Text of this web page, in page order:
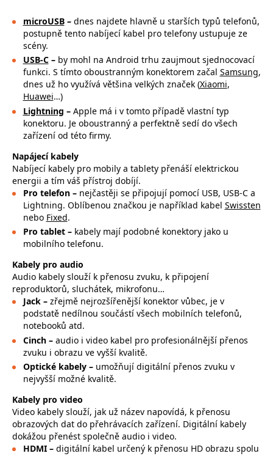
microUSB – dnes najdete hlavně u starších typů telefonů,
postupně tento nabíjecí kabel pro telefony ustupuje ze
scény.
USB-C– by mohl na Android trhu zaujmout sjednocovací
funkci. S tímto oboustranným konektorem začal Samsung,
dnes už ho využívá většina velkých značek (Xiaomi,
Huawei…)
Lightning – Apple má i v tomto případě vlastní typ
konektoru. Je oboustranný a perfektně sedí do všech
zařízení od této firmy.
Napájecí kabely
Nabíjecí kabely pro mobily a tablety přenáší elektrickou
energii a tím váš přístroj dobíjí.
Pro telefon – nejčastěji se připojují pomocí USB, USB-C a
Lightning. Oblíbenou značkou je například kabel Swissten
nebo Fixed.
Pro tablet –kabely mají podobné konektory jako u
mobilního telefonu.
Kabely pro audio
Audio kabely slouží k přenosu zvuku, k připojení
reproduktorů, sluchátek, mikrofonu…
Jack – zřejmě nejrozšířenější konektor vůbec, je v
podstatě nedílnou součástí všech mobilních telefonů,
notebooků atd.
Cinch –audio i video kabel pro profesionálnější přenos
zvuku i obrazu ve vyšší kvalitě.
Optické kabely –umožňují digitální přenos zvuku v
nejvyšší možné kvalitě.
Kabely pro video
Video kabely slouží, jak už název napovídá, k přenosu
obrazových dat do přehrávacích zařízení. Digitální kabely
dokážou přenést společně audio i video.
HDMI – digitální kabel určený k přenosu HD obrazu spolu